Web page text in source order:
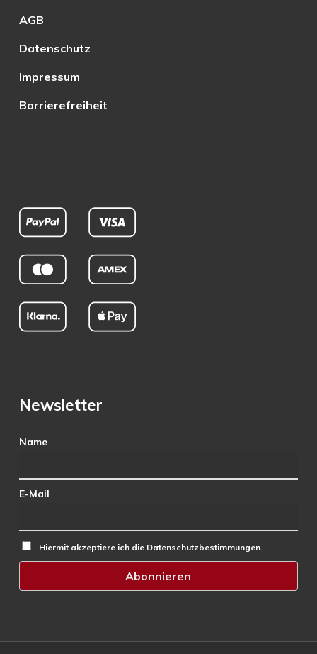
AGB
Datenschutz
Impressum
Barrierefreiheit
Newsletter
Name
E-Mail
Hiermit akzeptiere ich die Datenschutzbestimmungen.